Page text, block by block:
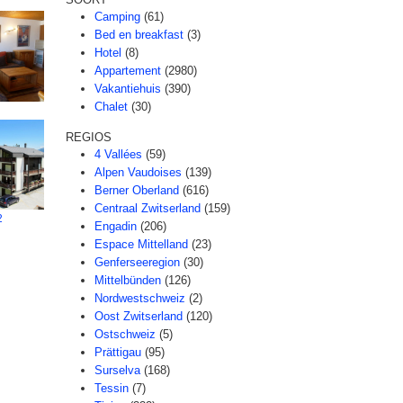
Camping (61)
Bed en breakfast (3)
Hotel (8)
Appartement (2980)
Vakantiehuis (390)
Chalet (30)
REGIOS
4 Vallées (59)
Alpen Vaudoises (139)
Berner Oberland (616)
Centraal Zwitserland (159)
Engadin (206)
Espace Mittelland (23)
Genferseeregion (30)
Mittelbünden (126)
Nordwestschweiz (2)
Oost Zwitserland (120)
Ostschweiz (5)
Prättigau (95)
Surselva (168)
Tessin (7)